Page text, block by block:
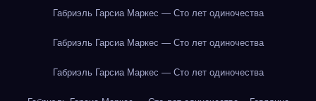
Габриэль Гарсиа Маркес — Сто лет одиночества
Габриэль Гарсиа Маркес — Сто лет одиночества
Габриэль Гарсиа Маркес — Сто лет одиночества